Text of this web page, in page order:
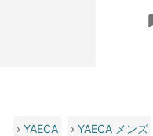
›YAECA ›YAECA メンズ